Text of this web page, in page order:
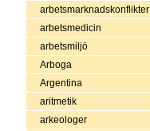
arbetsmarknadskonflikter
arbetsmedicin
arbetsmiljö
Arboga
Argentina
aritmetik
arkeologer